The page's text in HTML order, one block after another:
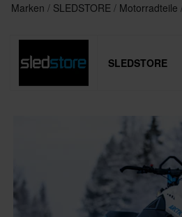
Marken SLEDSTORE Motorradteile
SLEDSTORE